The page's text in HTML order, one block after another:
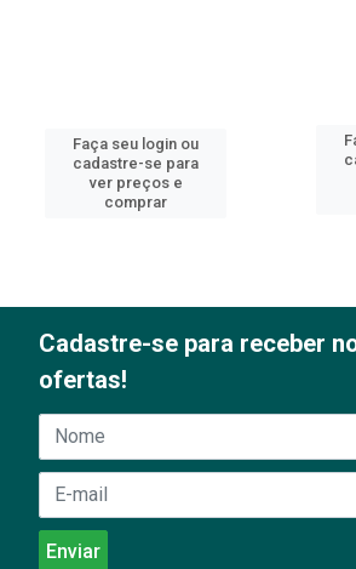
Faça seu login ou
cadastre-se para
ver preços e
comprar
Cadastre-se para receber
ofertas!